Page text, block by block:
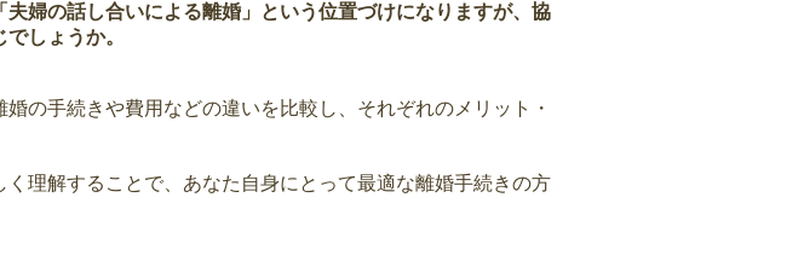
婦の話し合いによる離婚」という位置づけになりますが、協
しょうか。
の手続きや費用などの違いを比較し、それぞれのメリット・
理解することで、あなた自身にとって最適な離婚手続きの方